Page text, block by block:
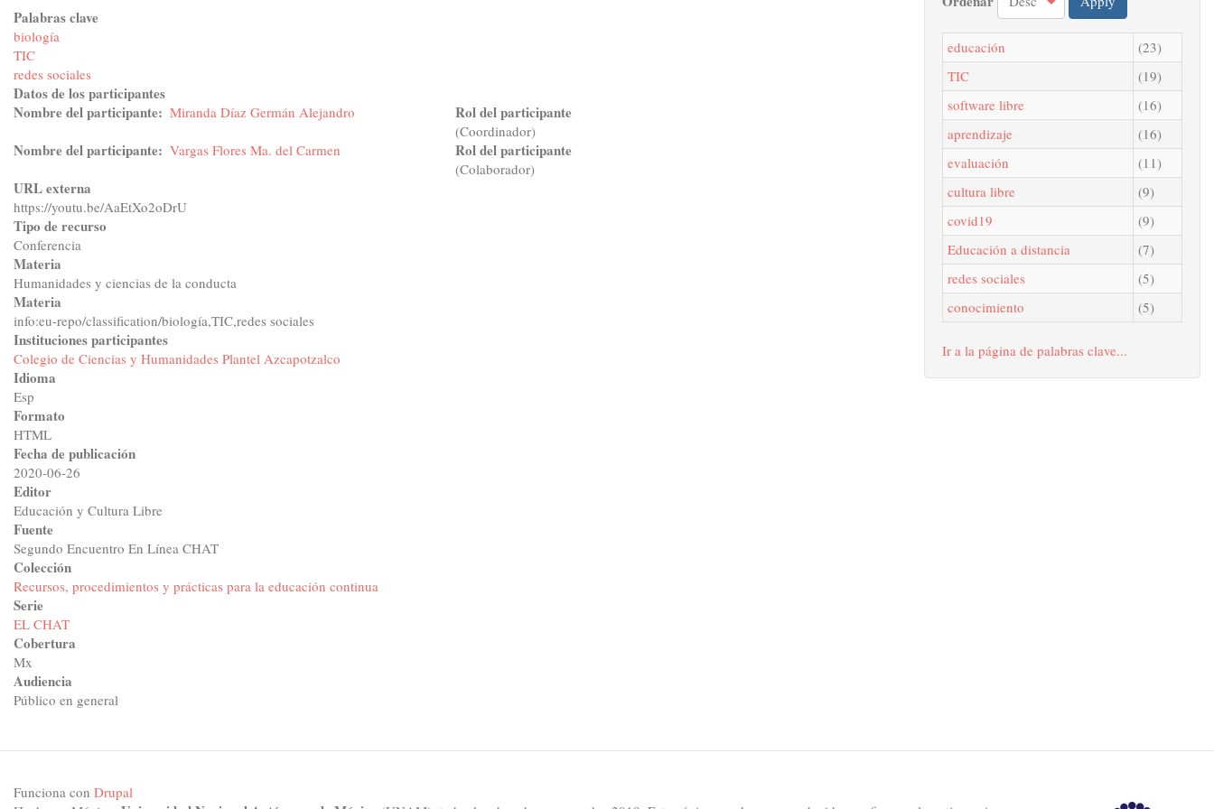
Palabras clave
biología
TIC
redes sociales
Datos de los participantes
Nombre del participante
Miranda Díaz Germán Alejandro Rol del participante
(Coordinador)
Nombre del participante Vargas Flores Ma. del Carmen Rol del participante
(Colaborador)
URL externa
https://youtu.be/AaEtXo2oDrU
Tipo de recurso
Conferencia
Materia
Humanidades y ciencias de la conducta
Materia
info:eu-repo/classification/biología,TIC,redes sociales
Instituciones participantes
Colegio de Ciencias y Humanidades Plantel Azcapotzalco
Idioma
Esp
Formato
HTML
Fecha de publicación
2020-06-26
Editor
Educación y Cultura Libre
Fuente
Segundo Encuentro En Línea CHAT
Colección
Recursos, procedimientos y prácticas para la educación continua
Serie
EL CHAT
Cobertura
Mx
Audiencia
Público en general
educación
(23)
TIC
(19)
software libre
(16)
aprendizaje
(16)
evaluación
(11)
cultura libre
(9)
covid19
(9)
Educación a distancia
(7)
redes sociales
(5)
conocimiento
(5)
Ir a la página de palabras clave...
Funciona con Drupal